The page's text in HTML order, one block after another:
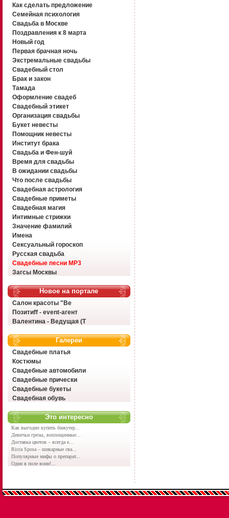
Как сделать предложение
Семейная психология
Свадьба в Москве
Поздравления к 8 марта
Новый год
Первая брачная ночь
Экстремальные свадьбы
Свадебный стол
Брак и закон
Тамада
Оформление свадеб
Свадебный этикет
Организация свадьбы
Букет невесты
Помощник невесты
Институт брака
Свадьба и Фен-шуй
Время для свадьбы
В ожидании свадьбы
Что после свадьбы
Свадебная астрология
Свадебные приметы
Свадебная магия
Интимные стрижки
Значение фамилий
Имена
Сексуальный гороскоп
Русская свадьба
Свадебные песни MP3
Загсы Москвы
Новое на портале
Салон красоты "Ве
Позитиff - event-агент
Валентина - Ведущая (Т
Галереи
Свадебные платья
Костюмы
Свадебные автомобили
Свадебные прически
Свадебные букеты
Свадебная обувь
Это интересно
Как выгодно купить бижутер...
Девичьи грезы, воплощенные...
Доставка цветов – всегда е...
Ricca Sposa – шикарные сва...
Популярные мифы о препарат...
Один в поле воин!...